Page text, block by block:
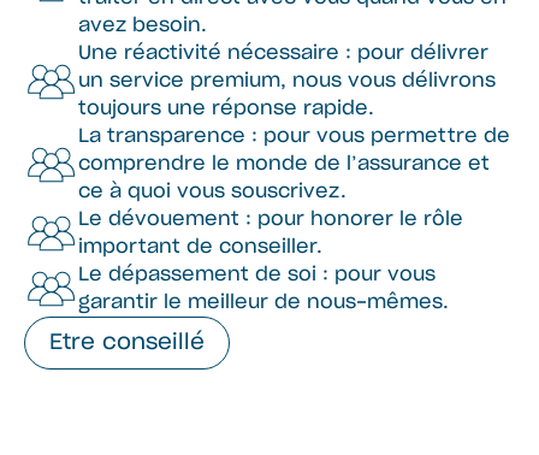
avez besoin.
Une réactivité nécessaire : pour délivrer
un service premium, nous vous délivrons
toujours une réponse rapide.
La transparence : pour vous permettre de
comprendre le monde de l’assurance et
ce à quoi vous souscrivez.
Le dévouement : pour honorer le rôle
important de conseiller.
Le dépassement de soi : pour vous
garantir le meilleur de nous-mêmes.
Etre conseillé